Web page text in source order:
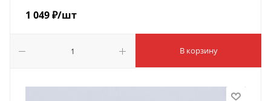
1 049₽/шт
В корзину